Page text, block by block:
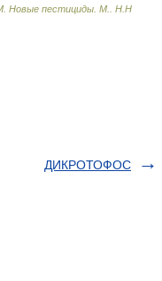
Новые пестициды. М.
Н.Н
ДИКРОТОФОС